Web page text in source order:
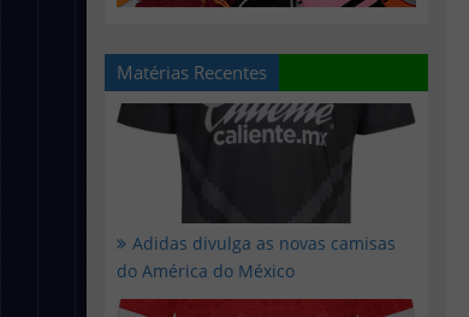
Matérias Recentes
Adidas divulga as novas camisas
do América do México